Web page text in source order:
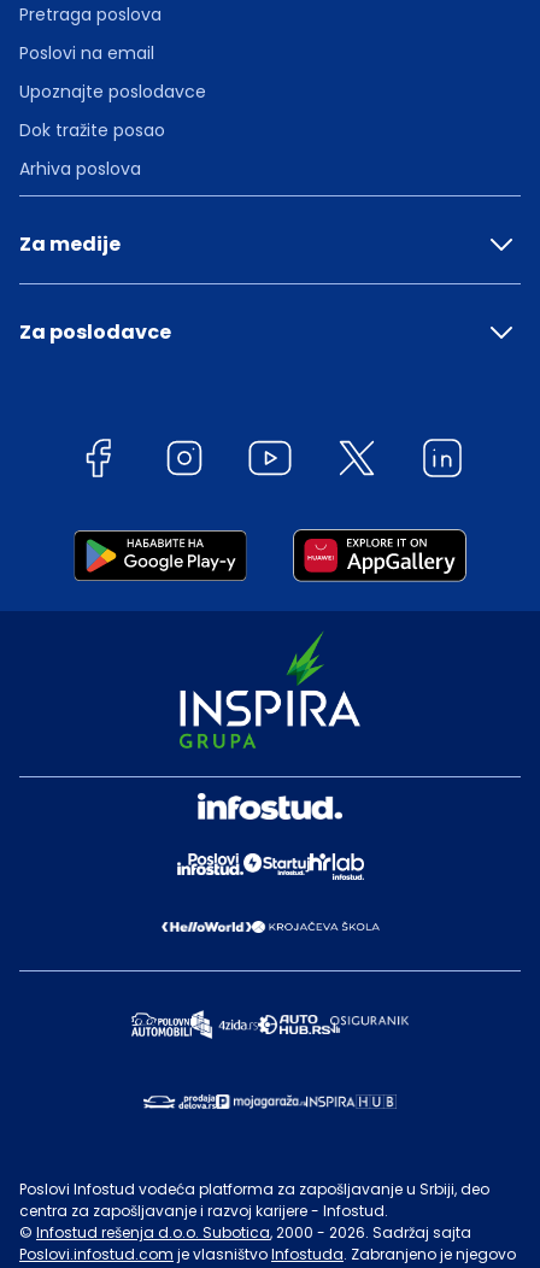
Pretraga poslova
Poslovi na email
Upoznajte poslodavce
Dok tražite posao
Arhiva poslova
Za medije
Za poslodavce
Poslovi Infostud vodeća platforma za zapošljavanje u Srbiji, deo
centra za zapošljavanje i razvoj karijere - Infostud.
© Infostud rešenja d.o.o. Subotica, 2000 - 2026. Sadržaj sajta
Poslovi.infostud.com je vlasništvoInfostuda. Zabranjeno je njegovo